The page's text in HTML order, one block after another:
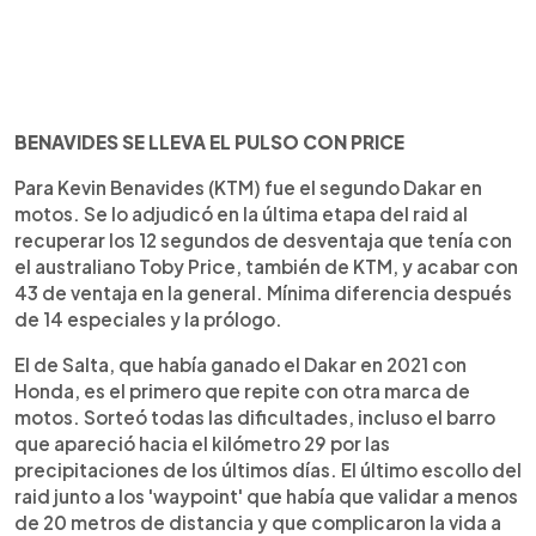
BENAVIDES SE LLEVA EL PULSO CON PRICE
Para Kevin Benavides (KTM) fue el segundo Dakar en
motos. Se lo adjudicó en la última etapa del raid al
recuperar los 12 segundos de desventaja que tenía con
el australiano Toby Price, también de KTM, y acabar con
43 de ventaja en la general. Mínima diferencia después
de 14 especiales y la prólogo.
El de Salta, que había ganado el Dakar en 2021 con
Honda, es el primero que repite con otra marca de
motos. Sorteó todas las dificultades, incluso el barro
que apareció hacia el kilómetro 29 por las
precipitaciones de los últimos días. El último escollo del
raid junto a los 'waypoint' que había que validar a menos
de 20 metros de distancia y que complicaron la vida a